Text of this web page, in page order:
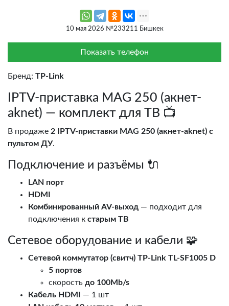
10 мая 2026 №233211 Бишкек
Показать телефон
Бренд: TP-Link
IPTV-приставка MAG 250 (акнет-
aknet) — комплект для ТВ 📺
В продаже 2 IPTV-приставки MAG 250 (акнет-aknet) с
пультом ДУ.
Подключение и разъёмы 🔌
LAN порт
HDMI
Комбинированный AV-выход — подходит для
подключения к старым ТВ
Сетевое оборудование и кабели 🧩
Сетевой коммутатор (свитч) TP-Link TL-SF1005 D
5 портов
скорость до 100Mb/s
Кабель HDMI
— 1 шт